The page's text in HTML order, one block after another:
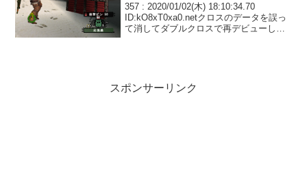
357 : 2020/01/02(木) 18:10:34.70
ID:kO8xT0xa0.netクロスのデータを誤っ
て消してダブルクロスで再デビューした
スポンサーリンク